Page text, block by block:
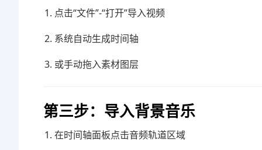
点击“文件”-“打开”导入视频
系统自动生成时间轴
或手动拖入素材图层
第三步：导入背景音乐
在时间轴面板点击音频轨道区域